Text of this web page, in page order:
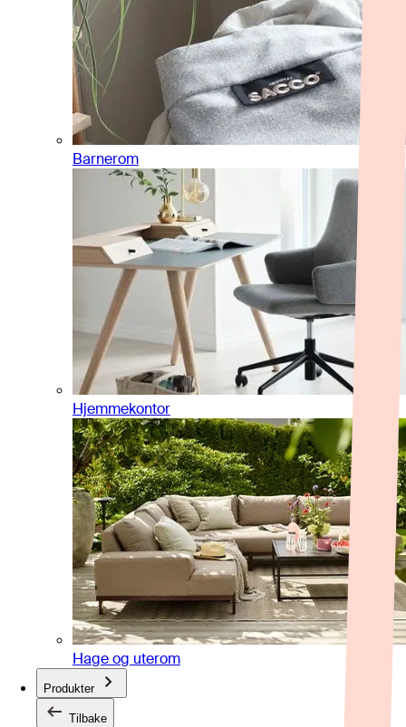
Barnerom
Hjemmekontor
Hage og uterom
Produkter
Tilbake